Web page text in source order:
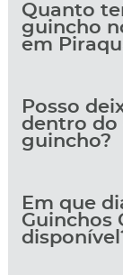
Quanto
guincho
em
Posso
dentro do
guincho?
Em que
Guinchos